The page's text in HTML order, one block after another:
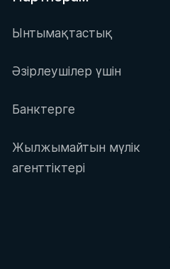
Ынтымақтастық
Әзірлеушілер үшін
Банктерге
Жылжымайтын мүлік
агенттіктері